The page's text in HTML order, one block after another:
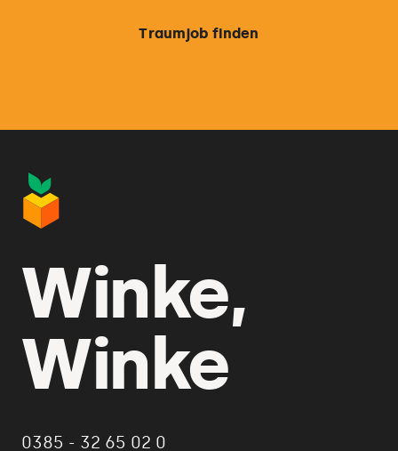
Traumjob finden
Winke,
Winke
0385 - 32 65 02 0